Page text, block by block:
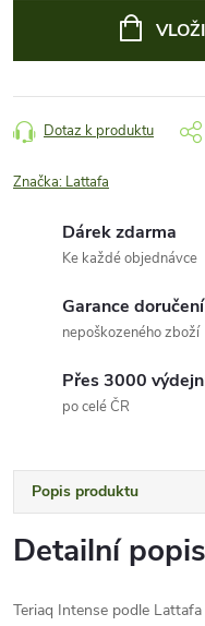
Dotaz k produktu
Značka: Lattafa
Dárek zdarma
Ke každé objednávce
Garance doručení
nepoškozeného zboží
Přes 3000
po celé ČR
Popis produktu
Detailní
Teriaq Intense podle